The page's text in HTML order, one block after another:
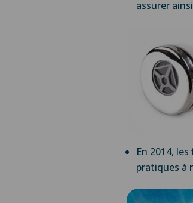
assurer
En 2014, les
pratiques à